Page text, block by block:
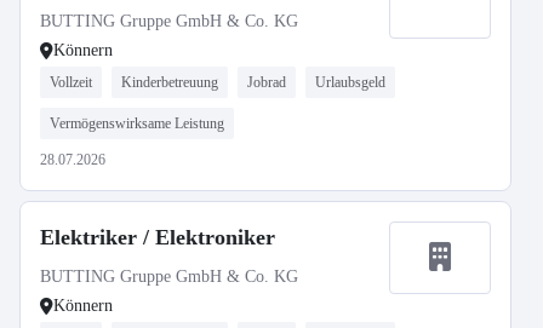
BUTTING Gruppe GmbH & Co. KG
Könnern
Vollzeit Kinderbetreuung Jobrad Urlaubsgeld
Vermögenswirksame Leistung
28.07.2026
Elektriker / Elektroniker
BUTTING Gruppe GmbH & Co. KG
Könnern